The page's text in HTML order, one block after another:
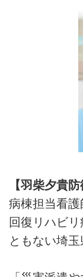
【羽柴夕貴防
病棟担当看
回復リハビ
ともない埼